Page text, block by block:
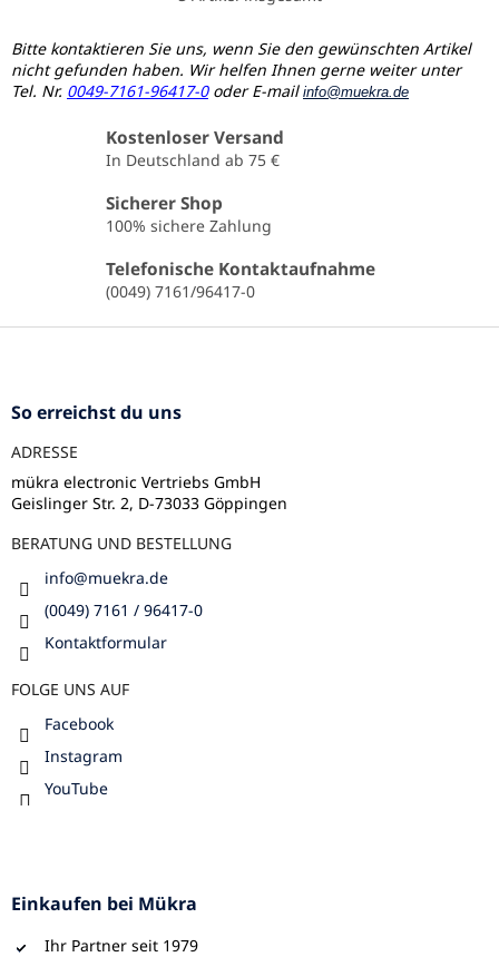
e
u
e
e
l
e
n
t
e
d
e
Bitte kontaktieren Sie uns, wenn Sie den gewünschten Artikel
nicht gefunden haben. Wir helfen Ihnen gerne weiter unter
Tel. Nr. 0049-7161-96417-0oder E-mail info@muekra.de
Kostenloser Versand
In Deutschland ab 75 €
Sicherer Shop
100% sichere Zahlung
Telefonische Kontaktaufnahme
(0049) 7161/96417-0
F
So erreichst du uns
ADRESSE
mükra electronic Vertriebs GmbH
Geislinger Str. 2, D-73033 Göppingen
BERATUNG UND BESTELLUNG
info@muekra.de
(0049) 7161 / 96417-0
Kontaktformular
FOLGE UNS AUF
Facebook
Instagram
YouTube
Einkaufen bei Mükra
Ihr Partner seit 1979